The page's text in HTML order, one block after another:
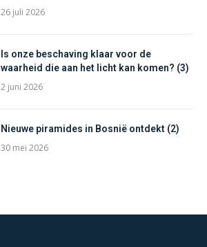
26 juli 2026
Is onze beschaving klaar voor de
waarheid die aan het licht kan komen? (3)
2 juni 2026
Nieuwe piramides in Bosnië ontdekt (2)
30 mei 2026